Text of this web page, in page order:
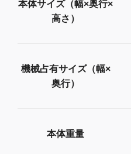
本体サイズ（幅×奥行×
高さ）
機械占有サイズ（幅×
奥行）
本体重量